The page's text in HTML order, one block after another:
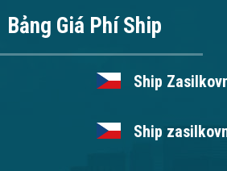
Bảng Giá Phí Ship
Ship
Ship